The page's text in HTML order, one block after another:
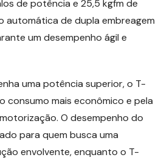
de potência e 25,5 kgfm de
automática de dupla embreagem
um desempenho ágil e
uma potência superior, o T-
consumo mais econômico e pela
O desempenho do
para quem busca uma
envolvente, enquanto o T-